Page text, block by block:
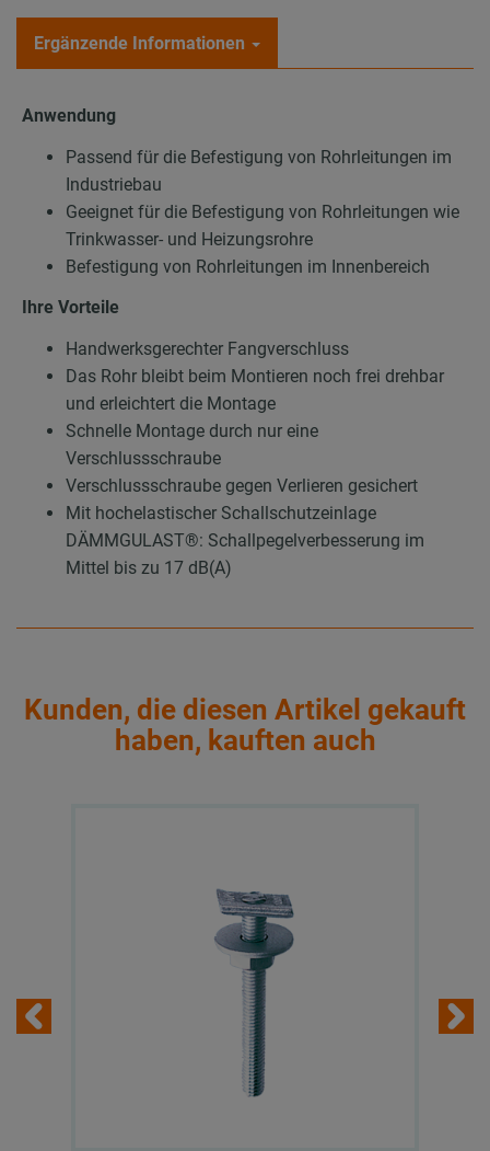
Ergänzende Informationen
Anwendung
Passend für die Befestigung von Rohrleitungen im
Industriebau
Geeignet für die Befestigung von Rohrleitungen wie
Trinkwasser- und Heizungsrohre
Befestigung von Rohrleitungen im Innenbereich
Ihre Vorteile
Handwerksgerechter Fangverschluss
Das Rohr bleibt beim Montieren noch frei drehbar
und erleichtert die Montage
Schnelle Montage durch nur eine
Verschlussschraube
Verschlussschraube gegen Verlieren gesichert
Mit hochelastischer Schallschutzeinlage
DÄMMGULAST®: Schallpegelverbesserung im
Mittel bis zu 17 dB(A)
Kunden, die diesen Artikel gekauft
haben, kauften auch